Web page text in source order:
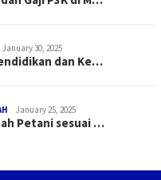
January 30, 2025
dan Ke…
January 25, 2025
Petani sesuai …